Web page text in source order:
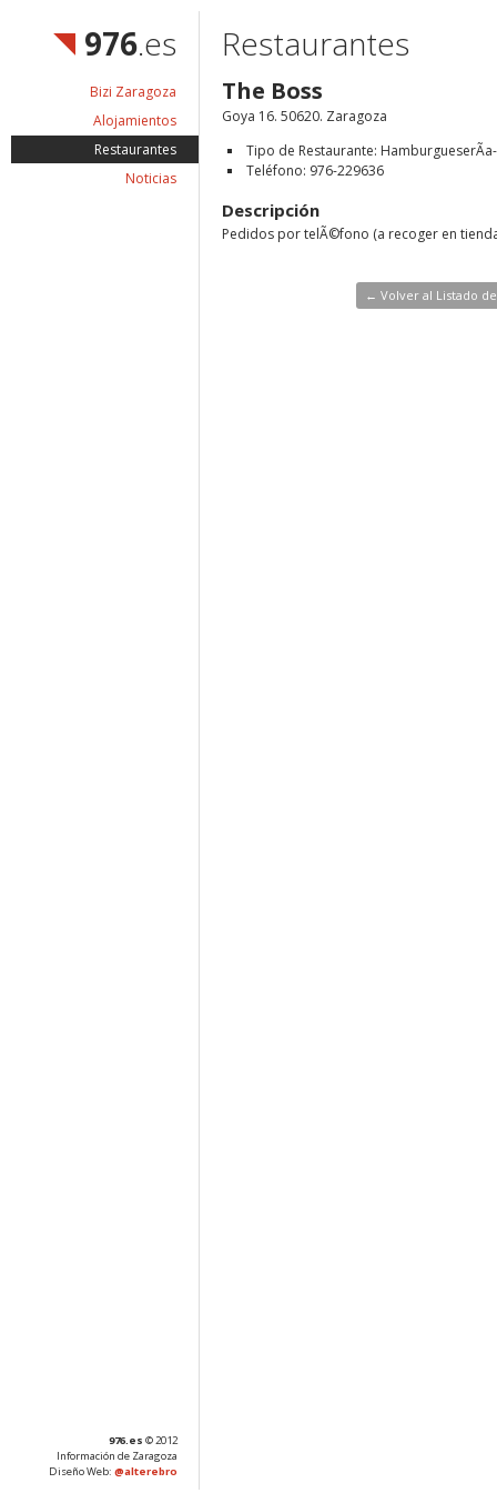
976.es
Bizi Zaragoza
Alojamientos
Restaurantes
Noticias
Restaurantes
The Boss
Goya 16. 50620. Zaragoza
Tipo de Restaurante:
Teléfono: 976-229636
Descripción
Pedidos por telÃ©fono (a recoger en
← Volver al Listado
976.es © 2012
Información de Zaragoza
Diseño Web: @alterebro